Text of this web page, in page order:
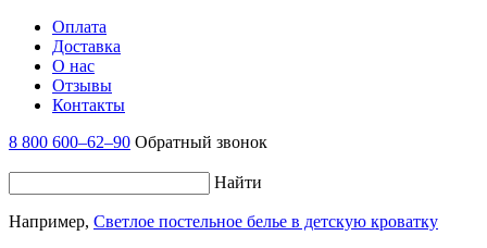
Оплата
Доставка
О нас
Отзывы
Контакты
8 800 600–62–90 Обратный звонок
Найти
Например, Светлое постельное белье в детскую кроватку